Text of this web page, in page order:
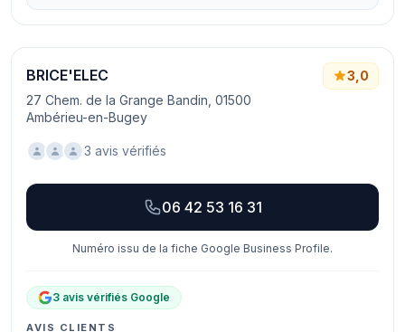
BRICE'ELEC
27 Chem. de la Grange Bandin, 01500
Ambérieu-en-Bugey
3,0
3 avis vérifiés
06 42 53 16 31
Numéro issu de la fiche Google Business Profile.
3 avis vérifiés Google
AVIS CLIENTS